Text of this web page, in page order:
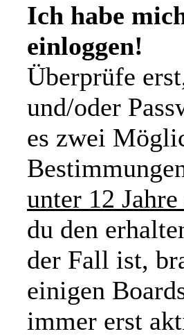
Ich habe
einloggen!
Überprüfe
und/oder
es zwei
unter 12
du den
der Fall ist,
einigen
immer erst